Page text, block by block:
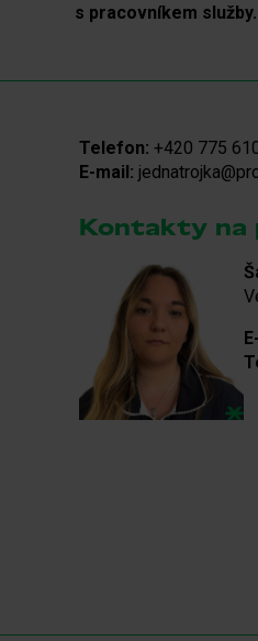
s pracovníkem služby.
Telefon: +420 775
E-mail:
Kontakty na